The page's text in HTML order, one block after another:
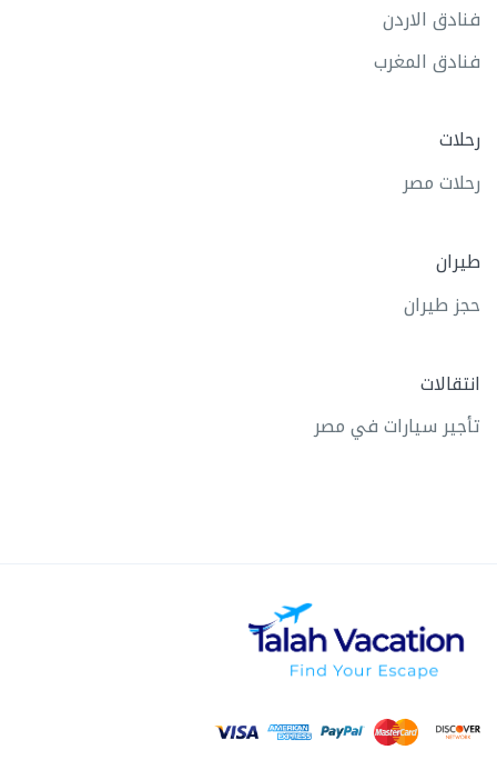
فنادق الاردن
فنادق المغرب
رحلات
رحلات مصر
طيران
حجز طيران
انتقالات
تأجير سيارات في مصر